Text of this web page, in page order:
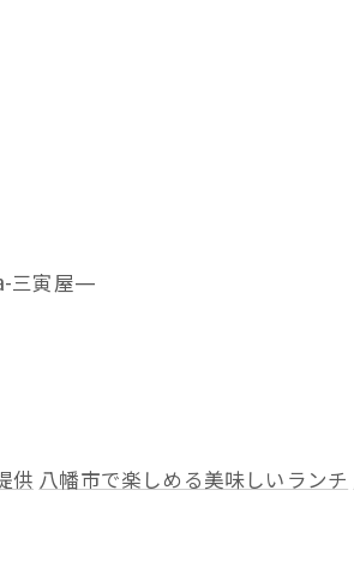
三寅屋—
供 八幡市で楽しめる美味しいランチ